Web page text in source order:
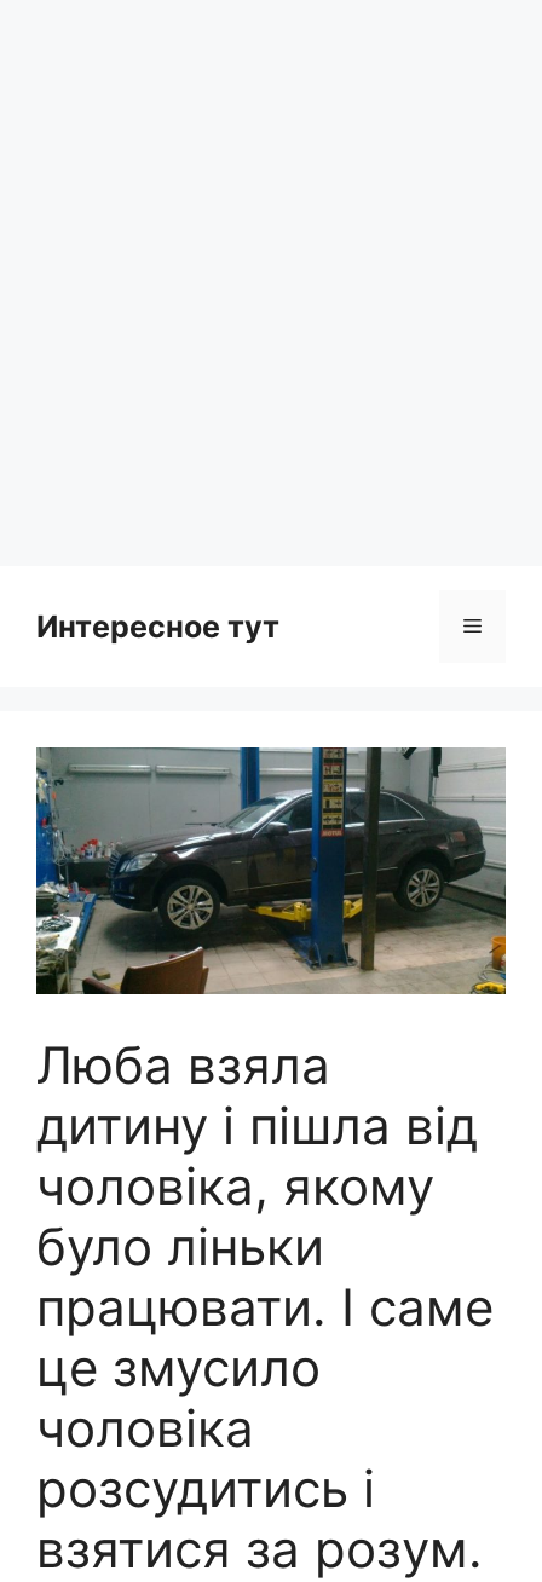
Интересное тут Menu
Люба взяла
дитину і пішла від
чоловіка, якому
було ліньки
працювати. І саме
це змусило
чоловіка
розсудитись і
взятися за розум.